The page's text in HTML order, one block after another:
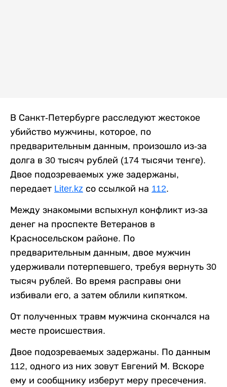
В Санкт-Петербурге расследуют жестокое
убийство мужчины, которое, по
предварительным данным, произошло из-за
долга в 30 тысяч рублей (174 тысячи тенге).
Двое подозреваемых уже задержаны,
передает Liter.kz со ссылкой на 112.
Между знакомыми вспыхнул конфликт из-за
денег на проспекте Ветеранов в
Красносельском районе. По
предварительным данным, двое мужчин
удерживали потерпевшего, требуя вернуть 30
тысяч рублей. Во время расправы они
избивали его, а затем облили кипятком.
От полученных травм мужчина скончался на
месте происшествия.
Двое подозреваемых задержаны. По данным
112, одного из них зовут Евгений М. Вскоре
ему и сообщнику изберут меру пресечения.